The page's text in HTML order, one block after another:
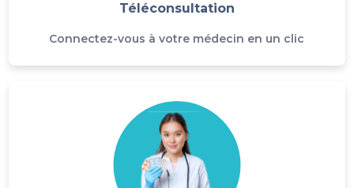
Téléconsultation
Connectez-vous à votre médecin en un clic